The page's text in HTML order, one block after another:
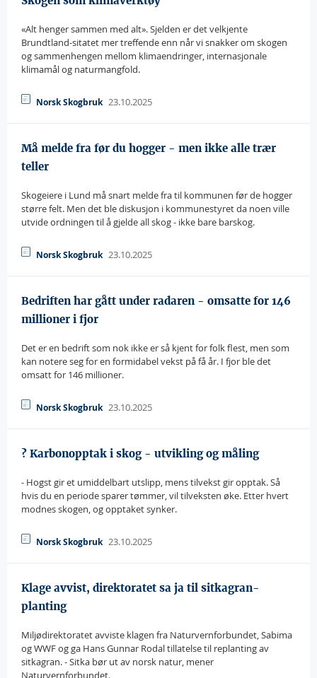
«Alt henger sammen med alt». Sjelden er det velkjente
Brundtland-sitatet mer treffende enn når vi snakker om skogen
og sammenhengen mellom klimaendringer, internasjonale
klimamål og naturmangfold.
Norsk Skogbruk 23.10.2025
Må melde fra før du hogger - men ikke alle trær
teller
Skogeiere i Lund må snart melde fra til kommunen før de hogger
større felt. Men det ble diskusjon i kommunestyret da noen ville
utvide ordningen til å gjelde all skog - ikke bare barskog.
Norsk Skogbruk 23.10.2025
Bedriften har gått under radaren - omsatte for 146
millioner i fjor
Det er en bedrift som nok ikke er så kjent for folk flest, men som
kan notere seg for en formidabel vekst på få år. I fjor ble det
omsatt for 146 millioner.
Norsk Skogbruk 23.10.2025
? Karbonopptak i skog - utvikling og måling
- Hogst gir et umiddelbart utslipp, mens tilvekst gir opptak. Så
hvis du en periode sparer tømmer, vil tilveksten øke. Etter hvert
modnes skogen, og opptaket synker.
Norsk Skogbruk 23.10.2025
Klage avvist, direktoratet sa ja til sitkagran-
planting
Miljødirektoratet avviste klagen fra Naturvernforbundet, Sabima
og WWF og ga Hans Gunnar Rodal tillatelse til replanting av
sitkagran. - Sitka bør ut av norsk natur, mener
Naturvernforbundet.